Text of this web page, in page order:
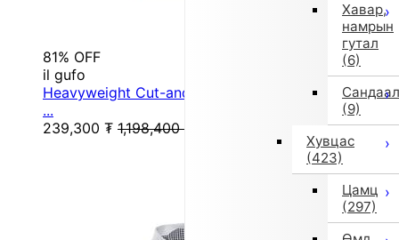
Хавар,
намрын
гутал
(6)
Сандаал
(9)
Хувцас
(423)
Цамц
(297)
81% OFF
il gufo
Heavyweight Cut-and-Sew Sweatshirt (115/120 cm
...
239,300 ₮ 1,198,400